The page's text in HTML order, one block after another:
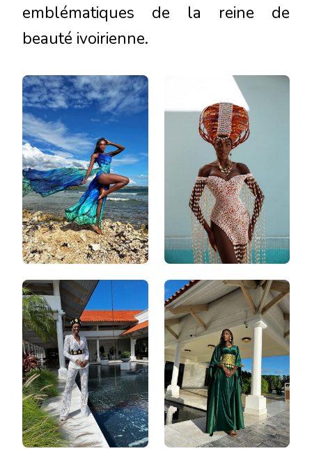
emblématiques de la reine de
beauté ivoirienne.